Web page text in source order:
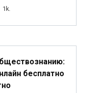
1k.
бесплатно